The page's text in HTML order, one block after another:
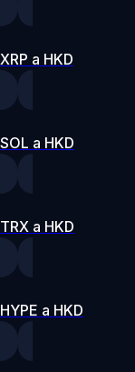
XRP a HKD
SOL a HKD
TRX a HKD
HYPE a HKD